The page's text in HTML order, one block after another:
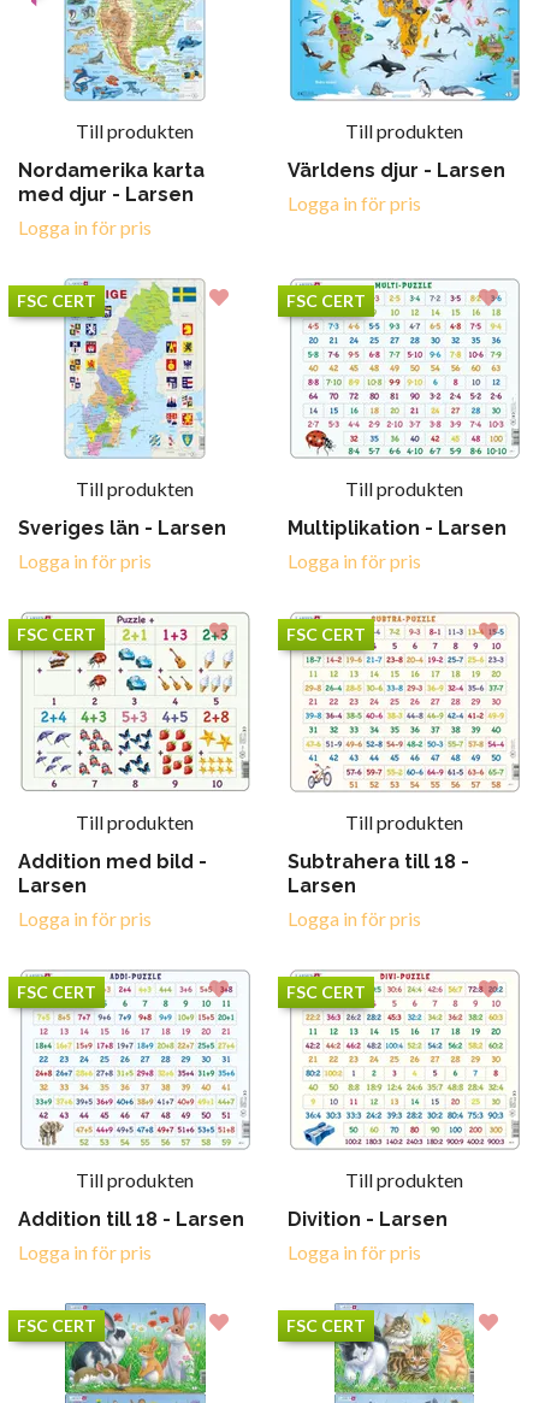
Till produkten
Nordamerika karta
med djur - Larsen
Logga in för pris
Till produkten
Världens djur - Larsen
Logga in för pris
FSC CERT
Till produkten
Sveriges län - Larsen
Logga in för pris
FSC CERT
Till produkten
Multiplikation - Larsen
Logga in för pris
FSC CERT
Till produkten
Addition med bild -
Larsen
Logga in för pris
FSC CERT
Till produkten
Subtrahera till 18 -
Larsen
Logga in för pris
FSC CERT
Till produkten
Addition till 18 - Larsen
Logga in för pris
FSC CERT
Till produkten
Divition - Larsen
Logga in för pris
FSC CERT FSC CERT